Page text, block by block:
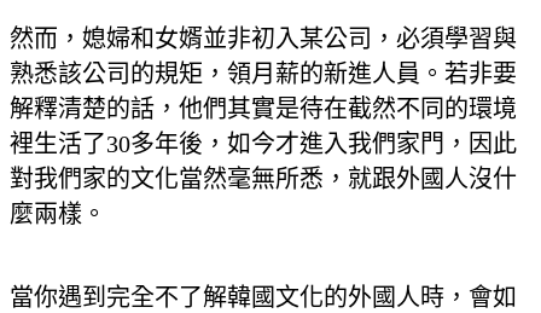
然而，媳婦和女婿並非初入某公司，必須學習與
熟悉該公司的規矩，領月薪的新進人員。若非要
解釋清楚的話，他們其實是待在截然不同的環境
裡生活了30多年後，如今才進入我們家門，因此
對我們家的文化當然毫無所悉，就跟外國人沒什
麼兩樣。
當你遇到完全不了解韓國文化的外國人時，會如